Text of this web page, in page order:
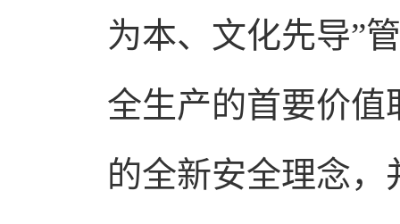
为本、文化先导”
全生产的首要价值
的全新安全理念